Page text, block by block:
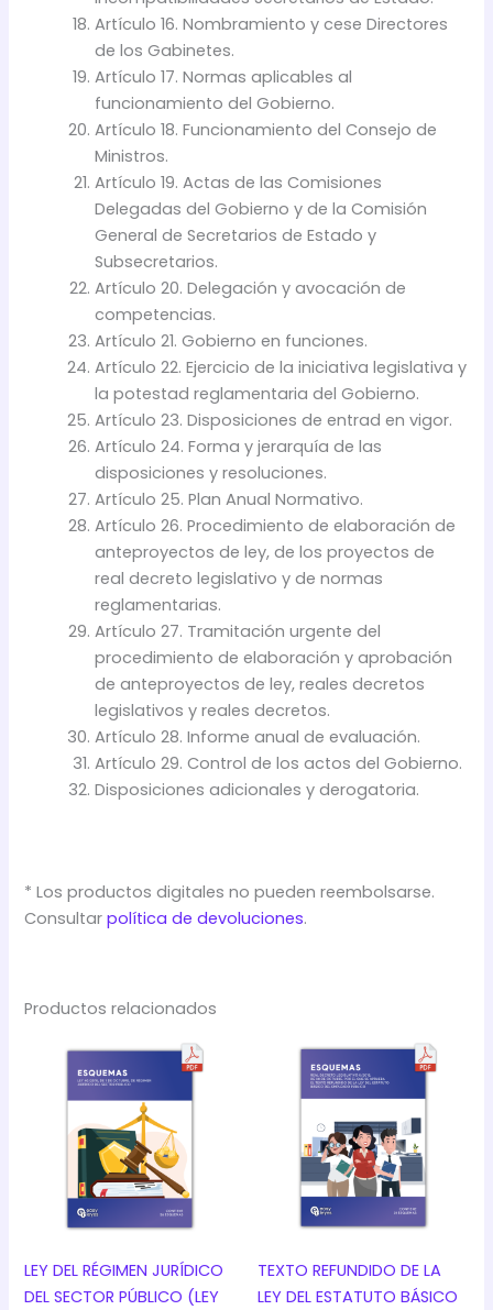
Artículo 16. Nombramiento y cese Directores
de los Gabinetes.
Artículo 17. Normas aplicables al
funcionamiento del Gobierno.
Artículo 18. Funcionamiento del Consejo de
Ministros.
Artículo 19. Actas de las Comisiones
Delegadas del Gobierno y de la Comisión
General de Secretarios de Estado y
Subsecretarios.
Artículo 20. Delegación y avocación de
competencias.
Artículo 21. Gobierno en funciones.
Artículo 22. Ejercicio de la iniciativa legislativa y
la potestad reglamentaria del Gobierno.
Artículo 23. Disposiciones de entrad en vigor.
Artículo 24. Forma y jerarquía de las
disposiciones y resoluciones.
Artículo 25. Plan Anual Normativo.
Artículo 26. Procedimiento de elaboración de
anteproyectos de ley, de los proyectos de
real decreto legislativo y de normas
reglamentarias.
Artículo 27. Tramitación urgente del
procedimiento de elaboración y aprobación
de anteproyectos de ley, reales decretos
legislativos y reales decretos.
Artículo 28. Informe anual de evaluación.
Artículo 29. Control de los actos del Gobierno.
Disposiciones adicionales y derogatoria.
* Los productos digitales no pueden reembolsarse.
Consultarpolítica de devoluciones.
Productos relacionados
LEY DEL RÉGIMEN JURÍDICO
DEL SECTOR PÚBLICO (LEY
TEXTO REFUNDIDO DE LA
LEY DEL ESTATUTO BÁSICO